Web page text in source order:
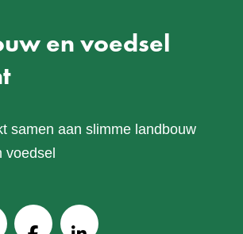
en voedsel
samen aan slimme landbouw
voedsel